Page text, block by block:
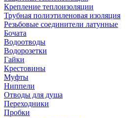
Крепление теплоизоляции
Трубная полиэтиленовая изоляция
Резьбовые соединители латунные
Бочата
Водоотводы
Водорозетки
Гайки
Крестовины
Муфты
Ниппели
Отводы для душа
Переходники
Пробки